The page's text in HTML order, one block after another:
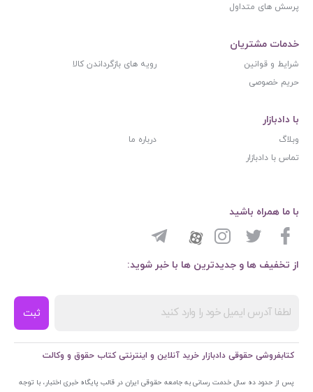
پرسش های متداول
خدمات مشتریان
شرایط و قوانین
رویه های بازگرداندن کالا
حریم خصوصی
با دادبازار
وبلاگ
درباره ما
تماس با دادبازار
از تخفیف ها و جدیدترین ها با خبر شوید:
ثبت
با ما همراه باشید
کتابفروشی حقوقی دادبازار خرید آنلاین و اینترنتی کتاب حقوق و وکالت
پس از حدود ده سال خدمت رسانی به جامعه حقوقی ایران در قالب پایگاه خبری اختبار، با توجه